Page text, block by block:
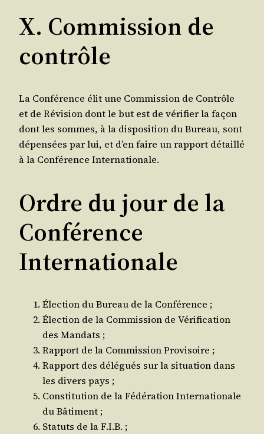
X. Commission de
contrôle
La Confé­rence élit une Com­mis­sion de Contrôle
et de Révi­sion dont le but est de véri­fier la façon
dont les sommes, à la dis­po­si­tion du Bureau, sont
dépen­sées par lui, et d’en faire un rap­port détaillé
à la Confé­rence Internationale.
Ordre du jour de la
Conférence
Internationale
Élec­tion du Bureau de la Conférence ;
Élec­tion de la Com­mis­sion de Véri­fi­ca­tion
des Mandats ;
Rap­port de la Com­mis­sion Provisoire ;
Rap­port des délé­gués sur la situa­tion dans
les divers pays ;
Consti­tu­tion de la Fédé­ra­tion Inter­na­tio­nale
du Bâtiment ;
Sta­tuts de la F.I.B. ;